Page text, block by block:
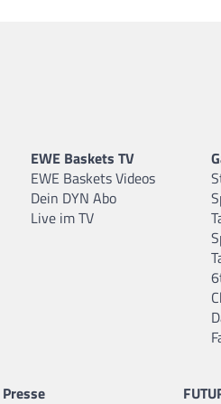
EWE Baskets TV
EWE Baskets Videos
Dein DYN Abo
Live im TV
Presse